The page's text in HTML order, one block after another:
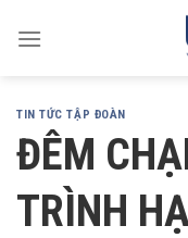
TIN TỨC TẬP ĐOÀN
ĐÊM
TRÌNH